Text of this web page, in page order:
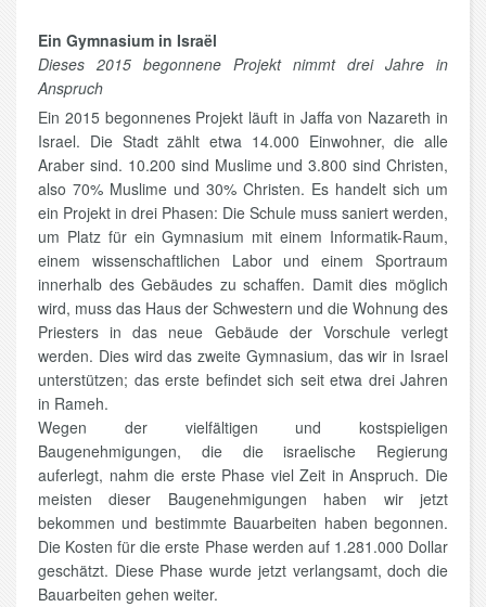
Ein Gymnasium in Israël
Dieses 2015 begonnene Projekt nimmt drei Jahre in
Anspruch
Ein 2015 begonnenes Projekt läuft in Jaffa von Nazareth in
Israel. Die Stadt zählt etwa 14.000 Einwohner, die alle
Araber sind. 10.200 sind Muslime und 3.800 sind Christen,
also 70% Muslime und 30% Christen. Es handelt sich um
ein Projekt in drei Phasen: Die Schule muss saniert werden,
um Platz für ein Gymnasium mit einem Informatik-Raum,
einem wissenschaftlichen Labor und einem Sportraum
innerhalb des Gebäudes zu schaffen. Damit dies möglich
wird, muss das Haus der Schwestern und die Wohnung des
Priesters in das neue Gebäude der Vorschule verlegt
werden. Dies wird das zweite Gymnasium, das wir in Israel
unterstützen; das erste befindet sich seit etwa drei Jahren
in Rameh.
Wegen der vielfältigen und kostspieligen
Baugenehmigungen, die die israelische Regierung
auferlegt, nahm die erste Phase viel Zeit in Anspruch. Die
meisten dieser Baugenehmigungen haben wir jetzt
bekommen und bestimmte Bauarbeiten haben begonnen.
Die Kosten für die erste Phase werden auf 1.281.000 Dollar
geschätzt. Diese Phase wurde jetzt verlangsamt, doch die
Bauarbeiten gehen weiter.